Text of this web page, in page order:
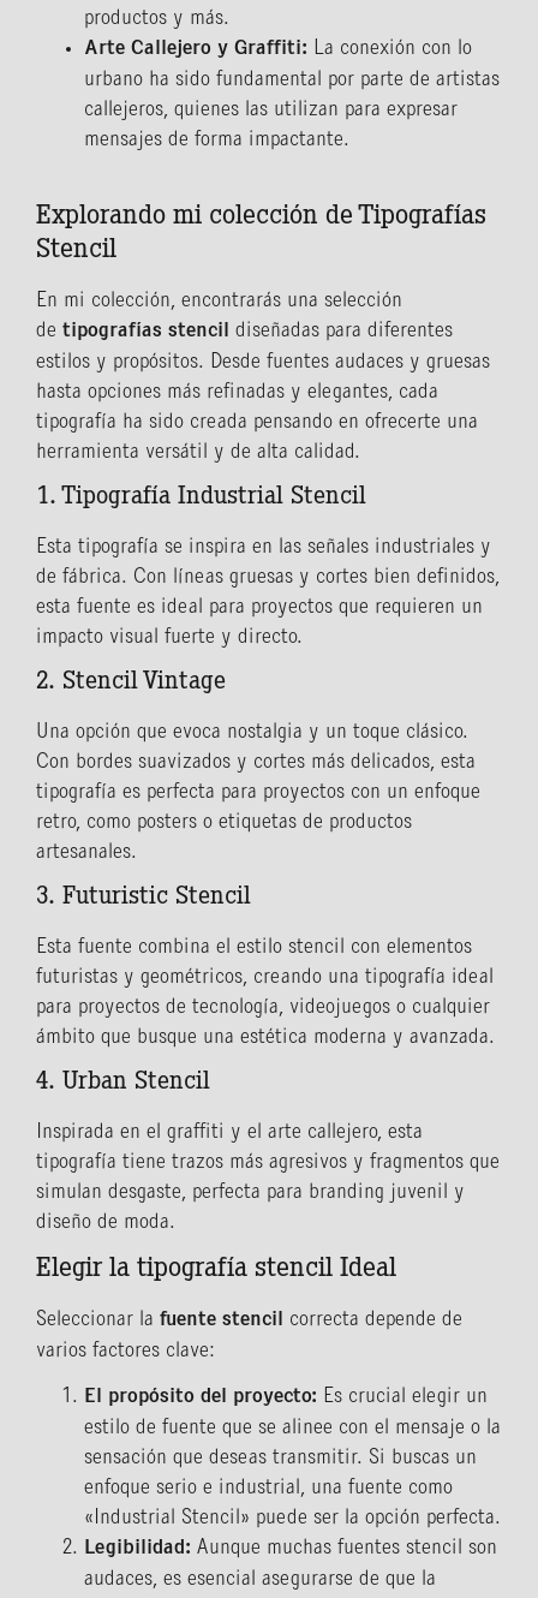
productos y más.
Arte Callejero y Graffiti: La conexión con lo
urbano ha sido fundamental por parte de artistas
callejeros, quienes las utilizan para expresar
mensajes de forma impactante.
Explorando mi colección de Tipografías
Stencil
En mi colección, encontrarás una selección
de tipografías stencil diseñadas para diferentes
estilos y propósitos. Desde fuentes audaces y gruesas
hasta opciones más refinadas y elegantes, cada
tipografía ha sido creada pensando en ofrecerte una
herramienta versátil y de alta calidad.
1. Tipografía Industrial Stencil
Esta tipografía se inspira en las señales industriales y
de fábrica. Con líneas gruesas y cortes bien definidos,
esta fuente es ideal para proyectos que requieren un
impacto visual fuerte y directo.
2. Stencil Vintage
Una opción que evoca nostalgia y un toque clásico.
Con bordes suavizados y cortes más delicados, esta
tipografía es perfecta para proyectos con un enfoque
retro, como posters o etiquetas de productos
artesanales.
3. Futuristic Stencil
Esta fuente combina el estilo stencil con elementos
futuristas y geométricos, creando una tipografía ideal
para proyectos de tecnología, videojuegos o cualquier
ámbito que busque una estética moderna y avanzada.
4. Urban Stencil
Inspirada en el graffiti y el arte callejero, esta
tipografía tiene trazos más agresivos y fragmentos que
simulan desgaste, perfecta para branding juvenil y
diseño de moda.
Elegir la tipografía stencil Ideal
Seleccionar la fuente stencil correcta depende de
varios factores clave:
El propósito del proyecto: Es crucial elegir un
estilo de fuente que se alinee con el mensaje o la
sensación que deseas transmitir. Si buscas un
enfoque serio e industrial, una fuente como
«Industrial Stencil» puede ser la opción perfecta.
Legibilidad: Aunque muchas fuentes stencil son
audaces, es esencial asegurarse de que la